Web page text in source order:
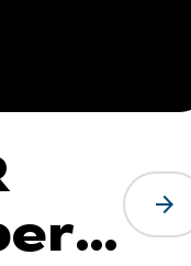
arrow_forward